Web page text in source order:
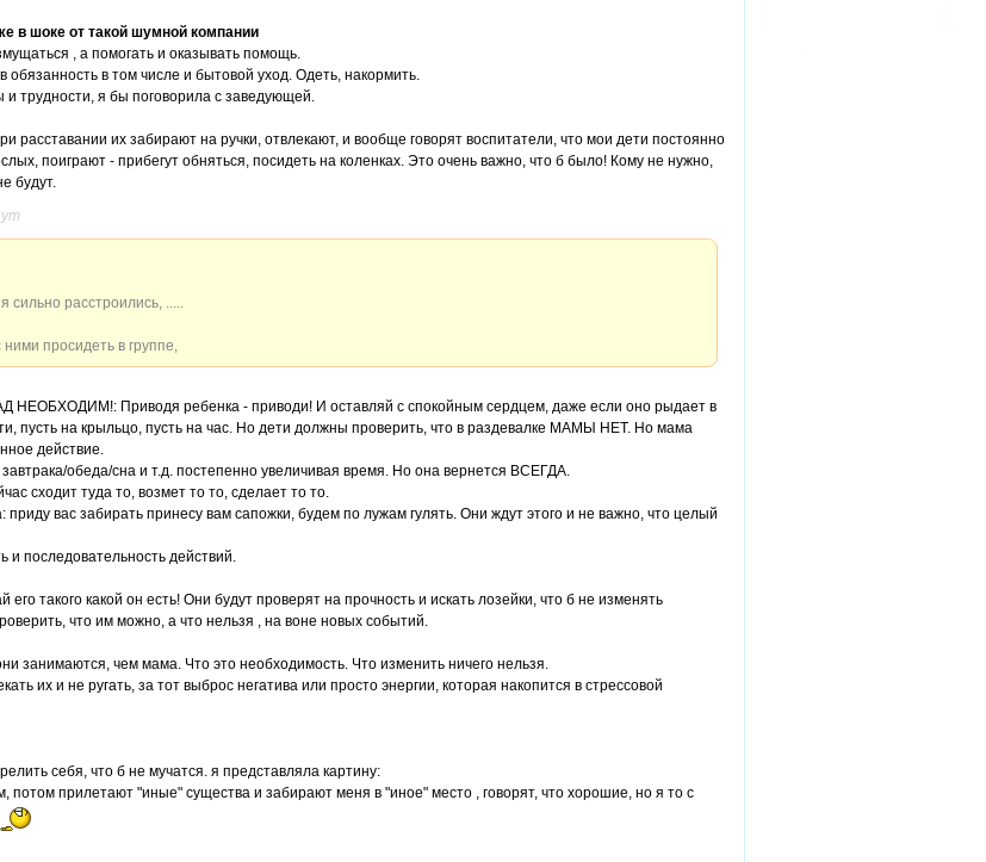
в шоке от такой шумной компании
, а помогать и оказывать помощь.
обязанность в том числе и бытовой уход. Одеть, накормить.
и трудности, я бы поговорила с заведующей.
расставании их забирают на ручки, отвлекают, и вообще говорят воспитатели, что мои дети постоянно
поиграют - прибегут обняться, посидеть на коленках. Это очень важно, что б было! Кому не нужно,
будут.
сильно расстроились, .....
ними просидеть в группе,
НЕОБХОДИМ!: Приводя ребенка - приводи! И оставляй с спокойным сердцем, даже если оно рыдает в
пусть на крыльцо, пусть на час. Но дети должны проверить, что в раздевалке МАМЫ НЕТ. Но мама
действие.
обеда/сна и т.д. постепенно увеличивая время. Но она вернется ВСЕГДА.
сходит туда то, возмет то то, сделает то то.
приду вас забирать принесу вам сапожки, будем по лужам гулять. Они ждут этого и не важно, что целый
и последовательность действий.
его такого какой он есть! Они будут проверят на прочность и искать лозейки, что б не изменять
что им можно, а что нельзя , на воне новых событий.
занимаются, чем мама. Что это необходимость. Что изменить ничего нельзя.
их и не ругать, за тот выброс негатива или просто энергии, которая накопится в стрессовой
себя, что б не мучатся. я представляла картину:
потом прилетают "иные" существа и забирают меня в "иное" место , говорят, что хорошие, но я то с